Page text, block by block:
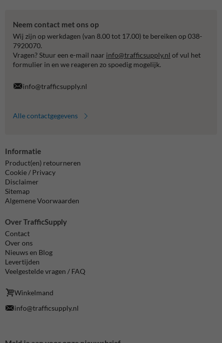
Neem contact met ons op
Wij zijn op werkdagen (van 8.00 tot 17.00) te bereiken op 038-
7920070.
Vragen? Stuur een e-mail naar info@trafficsupply.nl of vul het
formulier in en we reageren zo spoedig mogelijk.
info@trafficsupply.nl
Alle contactgegevens
Informatie
Product(en) retourneren
Cookie / Privacy
Disclaimer
Sitemap
Algemene Voorwaarden
Over TrafficSupply
Contact
Over ons
Nieuws en Blog
Levertijden
Veelgestelde vragen / FAQ
Winkelmand
info@trafficsupply.nl